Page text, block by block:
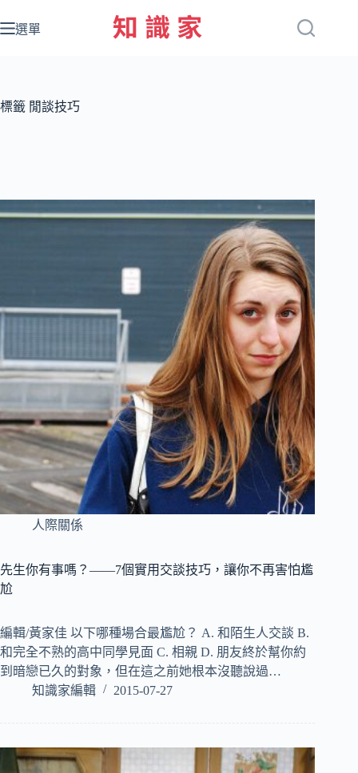
至
容
選單
標籤 閒談技巧
人際關係
先生你有事嗎？——7個實用交談技巧，讓你不再害怕尷
尬
編輯/黃家佳 以下哪種場合最尷尬？ A. 和陌生人交談 B.
和完全不熟的高中同學見面 C. 相親 D. 朋友終於幫你約
到暗戀已久的對象，但在這之前她根本沒聽說過…
知識家編輯
2015-07-27